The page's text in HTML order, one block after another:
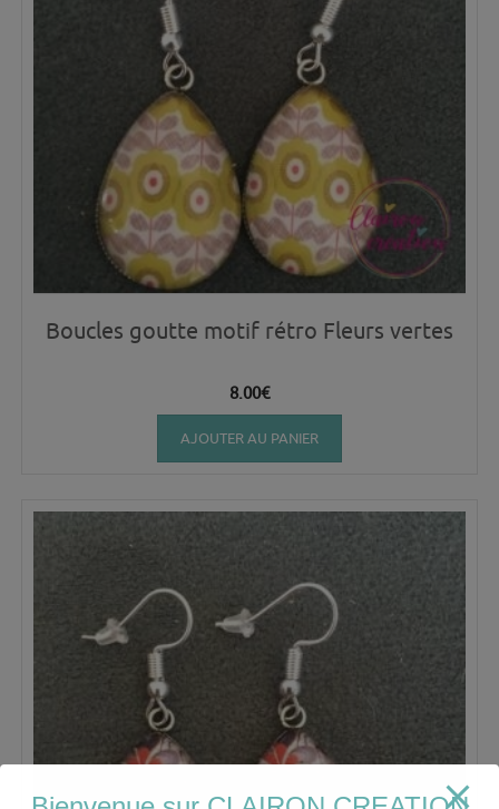
Boucles goutte motif rétro Fleurs vertes
8.00€
AJOUTER AU PANIER